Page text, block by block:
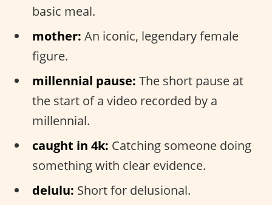
basic meal.
mother: An iconic, legendary female
figure.
millennial pause: The short pause at
the start of a video recorded by a
millennial.
caught in 4k: Catching someone doing
something with clear evidence.
delulu: Short for delusional.